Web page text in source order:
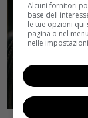
Alcuni fornitori
base
le tue opzioni qui
pagina o nel
nelle